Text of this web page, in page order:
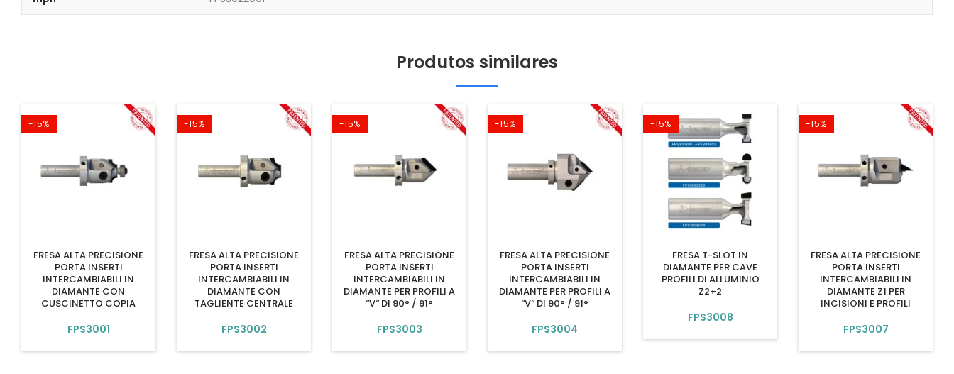
Produtos similares
-15%
FRESA ALTA PRECISIONE
PORTA INSERTI
INTERCAMBIABILI IN
DIAMANTE CON
CUSCINETTO COPIA
FPS3001
-15%
FRESA ALTA PRECISIONE
PORTA INSERTI
INTERCAMBIABILI IN
DIAMANTE CON
TAGLIENTE CENTRALE
FPS3002
-15%
FRESA ALTA PRECISIONE
PORTA INSERTI
INTERCAMBIABILI IN
DIAMANTE PER PROFILI A
“V“ DI 90° / 91°
FPS3003
-15%
FRESA ALTA PRECISIONE
PORTA INSERTI
INTERCAMBIABILI IN
DIAMANTE PER PROFILI A
“V“ DI 90° / 91°
FPS3004
-15%
FRESA T-SLOT IN
DIAMANTE PER CAVE
PROFILI DI ALLUMINIO
Z2+2
FPS3008
-15%
FRESA ALTA PRECISIONE
PORTA INSERTI
INTERCAMBIABILI IN
DIAMANTE Z1 PER
INCISIONI E PROFILI
FPS3007